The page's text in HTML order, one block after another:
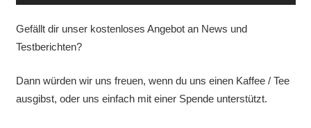
Gefällt dir unser kostenloses Angebot an News und
Testberichten?
Dann würden wir uns freuen, wenn du uns einen Kaffee / Tee
ausgibst, oder uns einfach mit einer Spende unterstützt.